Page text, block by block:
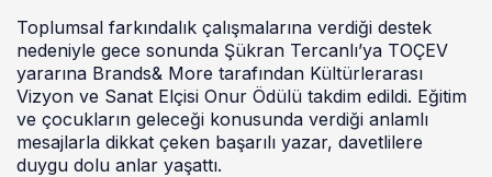
Toplumsal farkındalık çalışmalarına verdiği destek
nedeniyle gece sonunda Şükran Tercanlı’ya TOÇEV
yararına Brands& More tarafından Kültürlerarası
Vizyon ve Sanat Elçisi Onur Ödülü takdim edildi. Eğitim
ve çocukların geleceği konusunda verdiği anlamlı
mesajlarla dikkat çeken başarılı yazar, davetlilere
duygu dolu anlar yaşattı.